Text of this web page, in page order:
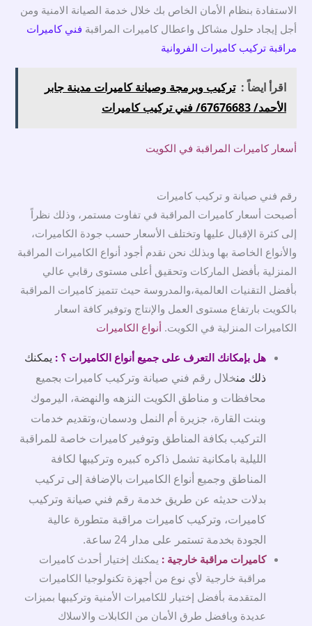
الاستفادة بنظام الأمان الخاص بك خلال خدمة الصيانة الامنية ومن
أجل إيجاد حلول مشاكل واعطال كاميرات المراقبة فني كاميرات
مراقبة تركيب كاميرات الفروانية
اقرأ ايضاً : تركيب وبرمجة وصيانة كاميرات مدينة جابر
الأحمد/ 67676683/ فني تركيب كاميرات
أسعار كاميرات المراقبة في الكويت
رقم فني صيانة و تركيب كاميرات
أصبحت أسعار كاميرات المراقبة في تفاوت مستمر، وذلك نظراً
إلى كثرة الإقبال عليها وتختلف الأسعار حسب جودة الكاميرات،
والأنواع الخاصة بها وبذلك نحن نقدم أجود أنواع الكاميرات المراقبة
المنزلية بأفضل الماركات وتحقيق أعلى مستوى رقابي عالي
بأفضل التقنيات العالمية،والمدروسة حيث تتميز كاميرات المراقبة
بالكويت بارتفاع مستوى العمل والإنتاج وتوفير كافة اسعار
الكاميرات المنزلية في الكويت.أنواع الكاميرات
هل بإمكانك التعرف على جميع أنواع الكاميرات ؟ : يمكنك
ذلك منخلال رقم فني صيانة وتركيب كاميرات بجميع
محافظات و مناطق الكويت النزهه والنهضة، اليرموك
وبنت القارة، جزيرة أم النمل ودسمان،وتقديم خدمات
التركيب بكافة المناطق وتوفير كاميرات خاصة للمراقبة
الليلية بامكانية تشمل ذاكره كبيره وتركيبها لكافة
المناطق وجميع أنواع الكاميرات بالإضافة إلى تركيب
بدلات حديثه عن طريق خدمة رقم فني صيانة وتركيب
كاميرات، وتركيب كاميرات مراقبة متطورة عالية
الجودة بخدمة تستمر على مدار 24 ساعة.
كاميرات مراقبة خارجية : يمكنك إختيار أحدث كاميرات
مراقبة خارجية لأي نوع من أجهزة تكنولوجيا الكاميرات
المتقدمة بأفضل إختيار للكاميرات الأمنية وتركيبها بميزات
عديدة وبافضل طرق الأمان من الكابلات والاسلاك